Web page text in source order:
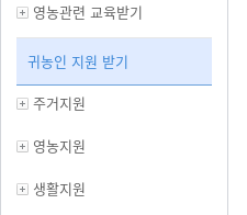
영농관련 교육받기
귀농인 지원 받기
주거지원
영농지원
생활지원